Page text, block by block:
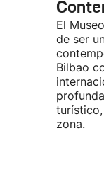
El
de ser
Bilbao
zona.